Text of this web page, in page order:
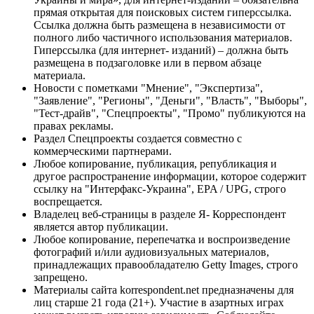
прямая открытая для поисковых систем гиперссылка.
Ссылка должна быть размещена в независимости от
полного либо частичного использования материалов.
Гиперссылка (для интернет- изданий) – должна быть
размещена в подзаголовке или в первом абзаце
материала.
Новости с пометками "Мнение", "Экспертиза",
"Заявление", "Регионы", "Деньги", "Власть", "Выборы",
"Тест-драйв", "Спецпроекты", "Промо" публикуются на
правах рекламы.
Раздел Спецпроекты создается совместно с
коммерческими партнерами.
Любое копирование, публикация, републикация и
другое распространение информации, которое содержит
ссылку на "Интерфакс-Украина", EPA / UPG, строго
воспрещается.
Владелец веб-страницы в разделе Я- Корреспондент
является автор публикации.
Любое копирование, перепечатка и воспроизведение
фотографий и/или аудиовизуальных материалов,
принадлежащих правообладателю Getty Images, строго
запрещено.
Материалы сайта korrespondent.net предназначены для
лиц старше 21 года (21+). Участие в азартных играх